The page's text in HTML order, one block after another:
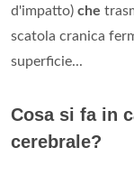
d'impatto) che
scatola cranica
superficie...
Cosa si fa in
cerebrale?